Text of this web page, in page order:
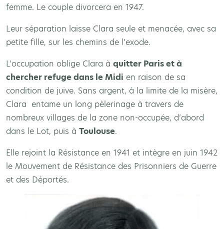
femme. Le couple divorcera en 1947.
Leur séparation laisse Clara seule et menacée, avec sa
petite fille, sur les chemins de l’exode.
L’occupation oblige Clara à quitter Paris et à
chercher refuge dans le Midi en raison de sa
condition de juive. Sans argent, à la limite de la misère,
Clara entame un long pèlerinage à travers de
nombreux villages de la zone non-occupée, d’abord
dans le Lot, puis à Toulouse.
Elle rejoint la Résistance en 1941 et intègre en juin 1942
le Mouvement de Résistance des Prisonniers de Guerre
et des Déportés.